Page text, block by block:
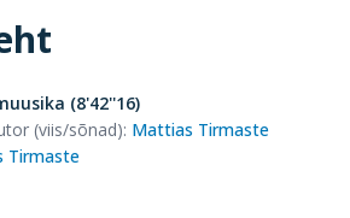
(8'42''16)
(viis/sõnad): Mattias Tirmaste
Tirmaste